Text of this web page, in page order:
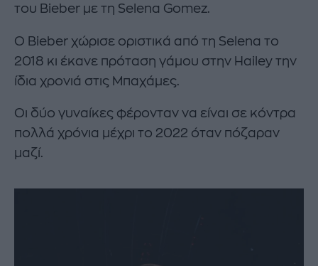
του Bieber με τη Selena Gomez.
Ο Bieber χώρισε οριστικά από τη Selena το
2018 κι έκανε πρόταση γάμου στην Hailey την
ίδια χρονιά στις Μπαχάμες.
Οι δύο γυναίκες φέρονταν να είναι σε κόντρα
πολλά χρόνια μέχρι το 2022 όταν πόζαραν
μαζί.